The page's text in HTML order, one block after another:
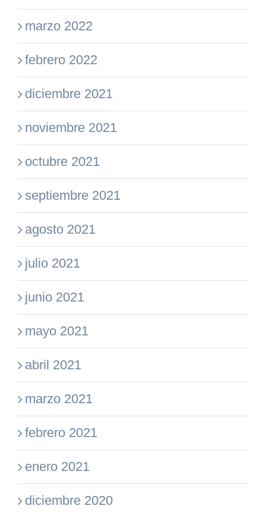
marzo 2022
febrero 2022
diciembre 2021
noviembre 2021
octubre 2021
septiembre 2021
agosto 2021
julio 2021
junio 2021
mayo 2021
abril 2021
marzo 2021
febrero 2021
enero 2021
diciembre 2020